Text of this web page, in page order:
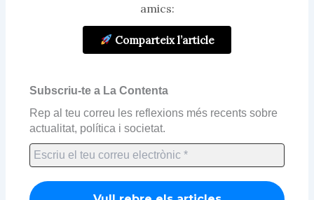
amics:
Comparteix l’article
Subscriu-te a La Contenta
Rep al teu correu les reflexions més recents sobre
actualitat, política i societat.